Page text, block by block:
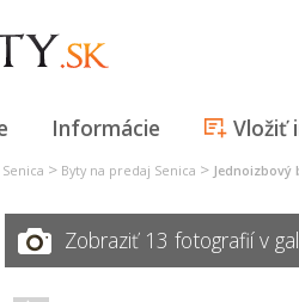
Informácie Vložiť
> Byty na predaj Senica > Jednoizbový
Zobraziť 13 fotografií v